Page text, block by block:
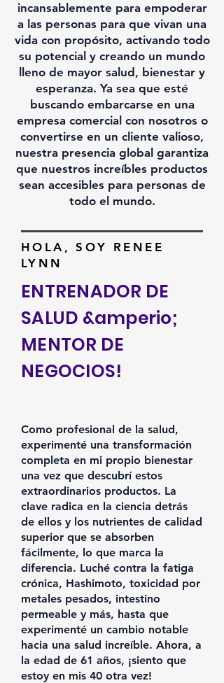
incansablemente para empoderar
a las personas para que vivan una
vida con propósito, activando todo
su potencial y creando un mundo
lleno de mayor salud, bienestar y
esperanza. Ya sea que esté
buscando embarcarse en una
empresa comercial con nosotros o
convertirse en un cliente valioso,
nuestra presencia global garantiza
que nuestros increíbles productos
sean accesibles para personas de
todo el mundo.
HOLA, SOY RENEE
LYNN
ENTRENADOR DE
SALUD &amperio;
MENTOR DE
NEGOCIOS!
Como profesional de la salud,
experimenté una transformación
completa en mi propio bienestar
una vez que descubrí estos
extraordinarios productos. La
clave radica en la ciencia detrás
de ellos y los nutrientes de calidad
superior que se absorben
fácilmente, lo que marca la
diferencia. Luché contra la fatiga
crónica, Hashimoto, toxicidad por
metales pesados, intestino
permeable y más, hasta que
experimenté un cambio notable
hacia una salud increíble. Ahora, a
la edad de 61 años, ¡siento que
estoy en mis 40 otra vez!